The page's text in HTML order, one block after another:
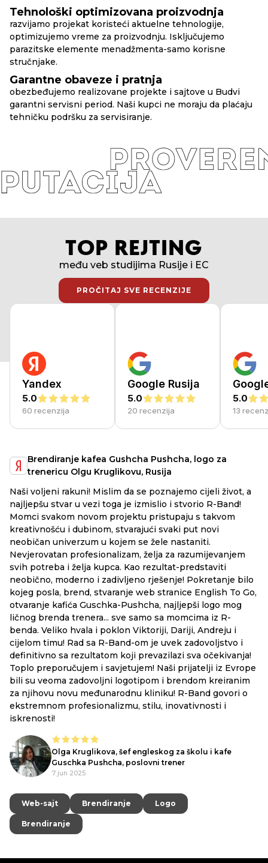
Tehnološki optimizovana proizvodnja
razvijamo projekat koristeći aktuelne tehnologije,
optimizujemo vreme za proizvodnju. Isključujemo
parazitske elemente menadžmenta-samo korisne
stručnjake.
Garantne obaveze i pratnja
obezbeđujemo realizovane projekte i sajtove u Budvi
garantni servisni period. Naši kupci ne moraju da plaćaju
tehničku podršku za servisiranje.
TOP REJTING
među veb studijima Rusije i EC
PROČITAJ SVE RECENZIJE
PROČITAJ SVE RECENZIJE
Yandex
5.0
60 recenzija
Google Rusija
5.0
20 recenzija
5.0
13
Brendiranje kafea Gushcha Pushcha, logo za
trenericu Olgu Kruglikovu, Rusija
Naši voljeni rakuni! Mislim da se poznajemo cijeli život, a
najljepšu stvar u vezi toga je izmislio i stvorio R-Band!
Momci svakom novom projektu pristupaju s takvom
kreativnošću i dubinom, stvarajući svaki put novi
neobičan univerzum u kojem se žele nastaniti.
Nevjerovatan profesionalizam, želja za razumijevanjem
svih potreba i želja kupca. Kao rezultat-predstaviti
neobično, moderno i zadivljeno rješenje! Pokretanje bilo
kojeg posla, brend, stvaranje web stranice English To Go,
otvaranje kafića Guschka-Pushcha, najljepši logo mog
ličnog brenda trenera... sve samo sa momcima iz R-
benda. Veliko hvala i poklon Viktoriji, Dariji, Andreju i
cijelom timu! Rad sa R-Band-om je uvek zadovoljstvo i
definitivno sa rezultatom koji prevazilazi sva očekivanja!
Toplo preporučujem i savjetujem! Naši prijatelji iz Evrope
bili su veoma zadovoljni logotipom i brendom kreiranim
za njihovu novu međunarodnu kliniku! R-Band govori o
ekstremnom profesionalizmu, stilu, inovativnosti i
iskrenosti!
Olga Kruglikova, šef engleskog za školu i kafe
Guschka Pushcha, poslovni trener
7 jun 2025
Web-sajt
Web-sajt Brendiranje
Brendiranje Logo
Logo
Brendiranje
Brendiranje